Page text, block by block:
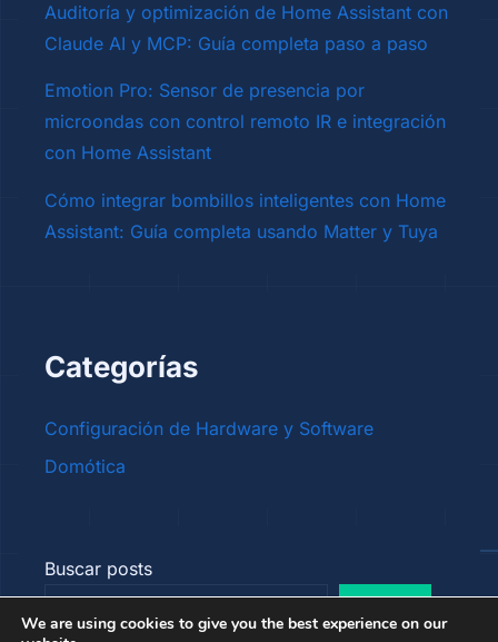
Auditoría y optimización de Home Assistant con
Claude AI y MCP: Guía completa paso a paso
Emotion Pro: Sensor de presencia por
microondas con control remoto IR e integración
con Home Assistant
Cómo integrar bombillos inteligentes con Home
Assistant: Guía completa usando Matter y Tuya
Categorías
Configuración de Hardware y Software
Domótica
Buscar posts
We are using cookies to give you the best experience on our